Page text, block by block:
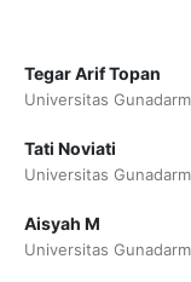
Tegar Arif Topan
Universitas
Tati Noviati
Universitas
Aisyah M
Universitas